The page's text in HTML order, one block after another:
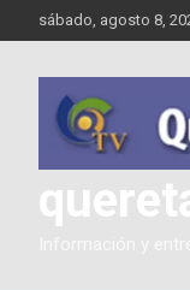
al
sábado, agosto 8,
Información y